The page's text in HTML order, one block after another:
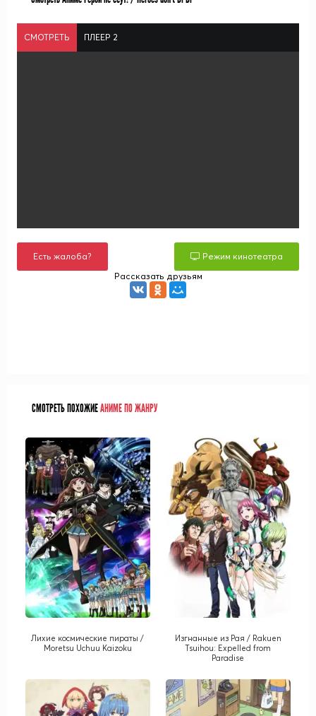
СМОТРЕТЬ ПЛЕЕР 2
Есть жалоба?
Режим кинотеатра
Рассказать друзьям
СМОТРЕТЬ ПОХОЖИЕАНИМЕ ПО ЖАНРУ
Лихие космические пираты /
Moretsu Uchuu Kaizoku
Изгнанные из Рая / Rakuen
Tsuihou: Expelled from
Paradise